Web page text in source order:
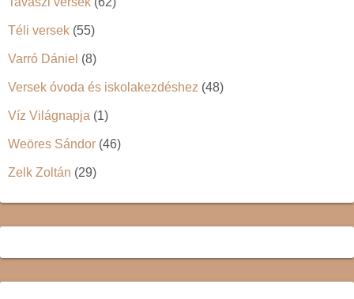
Téli versek (55)
Varró Dániel (8)
Versek óvoda és iskolakezdéshez (48)
Víz Világnapja (1)
Weöres Sándor (46)
Zelk Zoltán (29)